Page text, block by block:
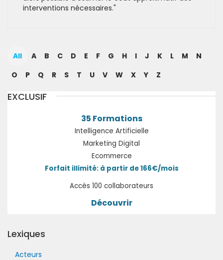
interventions nécessaires."
All A B C D E F G H I J K L M
N
O
P Q R S T U V W X Y Z
EXCLUSIF
35 Formations
Intelligence Artificielle
Marketing Digital
Ecommerce
Forfait illimité: à partir de 166€/mois
Accès 100 collaborateurs
Découvrir
Lexiques
Acteurs